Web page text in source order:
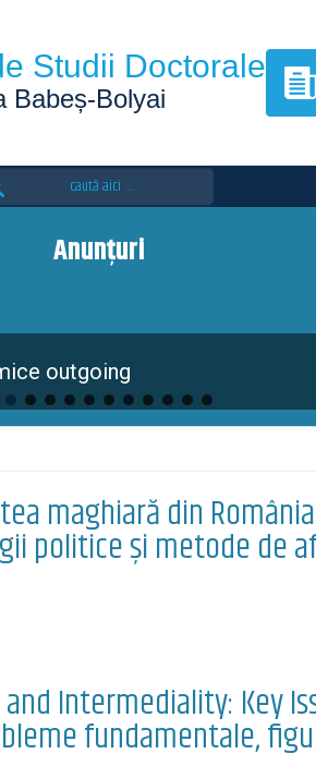
Studii Doctorale
Babeș-Bolyai
Anunțuri
Doctoral Summer School is
maghiară din
politice și metode de
and Intermediality: Key
fundamentale,